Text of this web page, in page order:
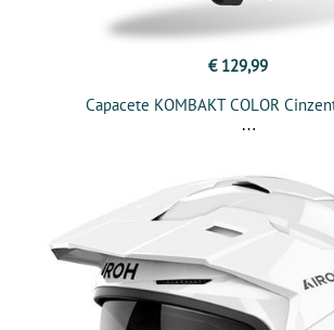
€ 129,99
Capacete KOMBAKT COLOR